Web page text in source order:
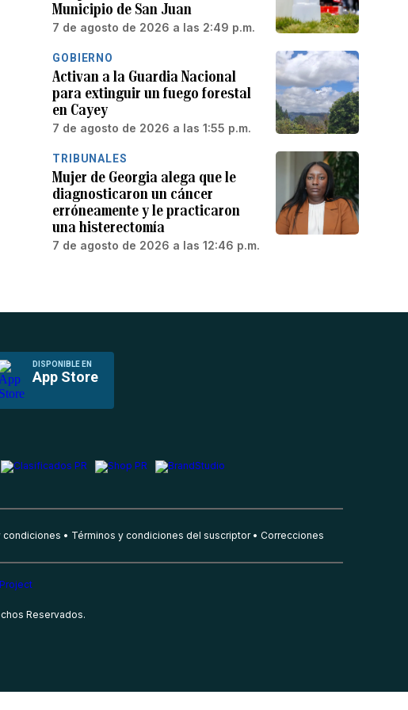
Municipio de San Juan
7 de agosto de 2026 a las 2:49 p.m.
GOBIERNO
Activan a la Guardia Nacional
para extinguir un fuego forestal
en Cayey
7 de agosto de 2026 a las 1:55 p.m.
TRIBUNALES
Mujer de Georgia alega que le
diagnosticaron un cáncer
erróneamente y le practicaron
una histerectomía
7 de agosto de 2026 a las 12:46 p.m.
DISPONIBLE EN
App Store
condiciones Términos y condiciones del suscriptor Correcciones
Reservados.